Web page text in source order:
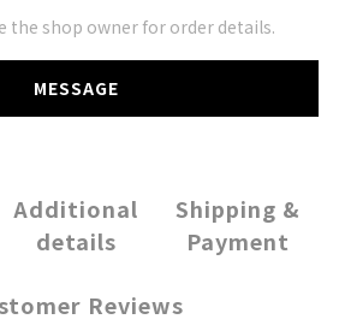
the shop owner for order details.
MESSAGE
Additional
details
Shipping &
Payment
Reviews